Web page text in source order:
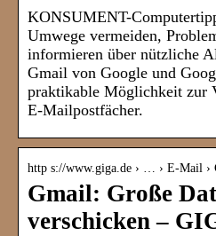
KONSUMENT-
Umwege vermeiden,
informieren über nützliche
Gmail von Google und
praktikable Möglichkeit zur
E-Mailpostfächer.
http s://www.giga.de › … › E-Mail ›
Gmail: Große
verschicken –